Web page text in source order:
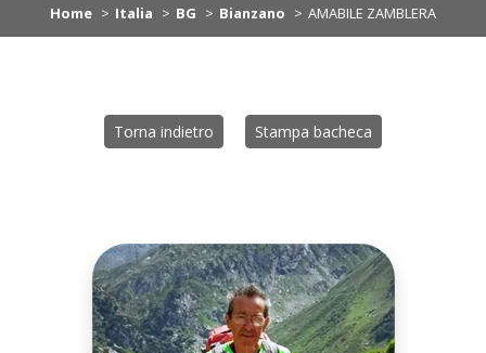
Home Italia BG Bianzano AMABILE ZAMBLERA
Torna indietro Stampa bacheca